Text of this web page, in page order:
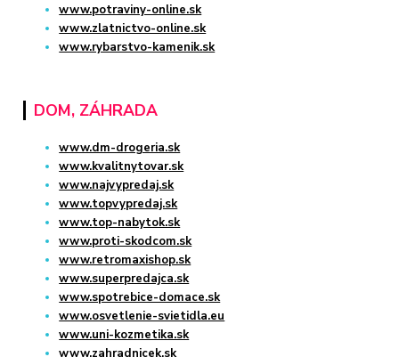
www.potraviny-online.sk
www.zlatnictvo-online.sk
www.rybarstvo-kamenik.sk
DOM, ZÁHRADA
www.dm-drogeria.sk
www.kvalitnytovar.sk
www.najvypredaj.sk
www.topvypredaj.sk
www.top-nabytok.sk
www.proti-skodcom.sk
www.retromaxishop.sk
www.superpredajca.sk
www.spotrebice-domace.sk
www.osvetlenie-svietidla.eu
www.uni-kozmetika.sk